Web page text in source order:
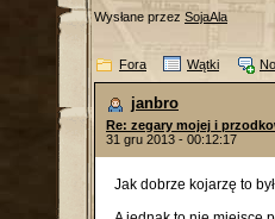
Wysłane przez SojaAla
Fora Wątki
janbro
Re: zegary mojej i
31 gru 2013 - 00:12:17
Jak dobrze kojarzę to